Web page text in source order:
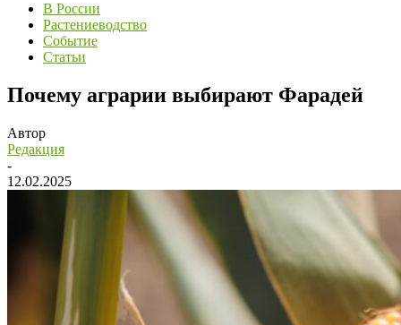
В России
Растениеводство
Событие
Статьи
Почему аграрии выбирают Фарадей
Автор
Редакция
-
12.02.2025